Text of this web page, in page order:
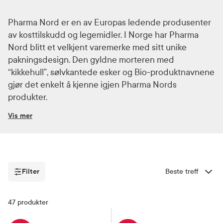
Pharma Nord er en av Europas ledende produsenter
av kosttilskudd og legemidler. I Norge har Pharma
Nord blitt et velkjent varemerke med sitt unike
pakningsdesign. Den gyldne morteren med
“kikkehull”, sølvkantede esker og Bio-produktnavnene
gjør det enkelt å kjenne igjen Pharma Nords
produkter.
Vis mer
sikre opptak av alle de nødvendige næringsstoffene
opprettholde immunforsvaret.
Filter
Filter
47 produkter